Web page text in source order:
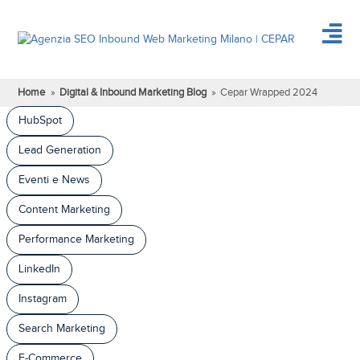
Home » Digital & Inbound Marketing Blog » Cepar Wrapped 2024
HubSpot
Lead Generation
Eventi e News
Content Marketing
Performance Marketing
LinkedIn
Instagram
Search Marketing